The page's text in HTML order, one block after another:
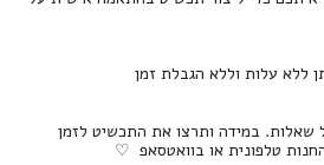
ללא עלות וללא הגבלת זמן
שאלות. במידה ותרצו את התכשיט לזמן
טלפונית או בוואטסאפ ♡